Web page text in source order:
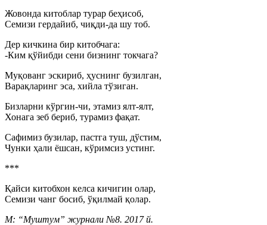
Жовонда китоблар турар беҳисоб,
Семизи гердайиб, чиқди-да шу тоб.
Дер кичкина бир китобчага:
-Ким қўйибди сени бизнинг токчага?
Муқованг эскириб, ҳуснинг бузилган,
Варақларинг эса, хийла тўзиган.
Бизларни кўргин-чи, этамиз ялт-ялт,
Хонага зеб бериб, турамиз фақат.
Сафимиз бузилар, пастга туш, дўстим,
Чунки ҳали ёшсан, кўримсиз устинг.
***
Қайси китобхон келса кичигин олар,
Семизи чанг босиб, ўқилмай қолар.
М: “Муштум” журнали №8. 2017 й.